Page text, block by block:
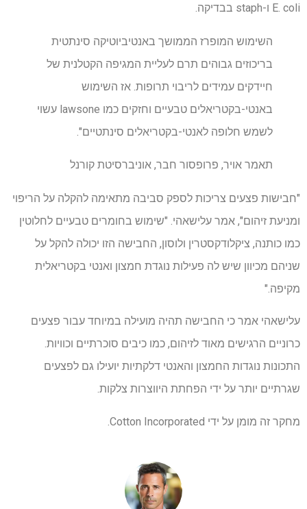
E. coli ו-staph בבדיקה.
השימוש המופרז הממושך באנטיביוטיקה סינתטית
בריכוזים גבוהים תרם לעליית המגיפה הקטלנית של
חיידקים עמידים לריבוי תרופות. אז השימוש
באנטי-בקטריאלים טבעיים וחזקים כמו lawsone עשוי
לשמש חלופה לאנטי-בקטריאלים סינתטיים".
תאמר אויר, פרופסור חבר, אוניברסיטת קורנל
"חבישות פצעים צריכות לספק סביבה מתאימה להקלה על הריפוי
ומניעת זיהום", אמר עלישאהי. "שימוש בחומרים טבעיים לחלוטין
כמו כותנה, ציקלודקסטרין ולוסון, החבישה הזו יכולה להקל על
שניהם מכיוון שיש לה פעילות נוגדת חמצון ואנטי בקטריאלית
מקיפה."
עלישאהי אמר כי החבישה תהיה מועילה במיוחד עבור פצעים
כרוניים הרגישים מאוד לזיהום, כמו כיבים סוכרתיים וכוויות.
התכונות נוגדות החמצון והאנטי דלקתיות יועילו גם לפצעים
שגרתיים יותר על ידי הפחתת היווצרות צלקות.
מחקר זה מומן על ידי Cotton Incorporated.